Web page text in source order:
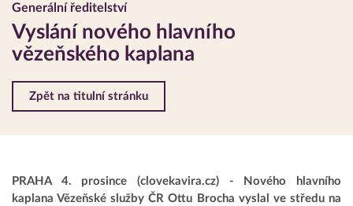
Generální ředitelství
Vyslání nového hlavního
vězeňského kaplana
Zpět na titulní stránku
PRAHA 4. prosince (clovekavira.cz) - Nového hlavního
kaplana Vězeňské služby ČR Ottu Brocha vyslal ve středu na